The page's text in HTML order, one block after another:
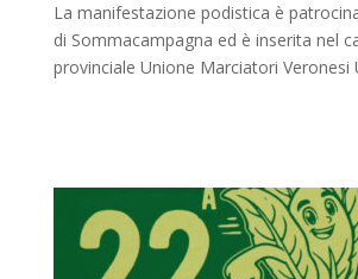
La manifestazione podistica è
di Sommacampagna ed è inserita nel
provinciale Unione Marciatori Veronesi